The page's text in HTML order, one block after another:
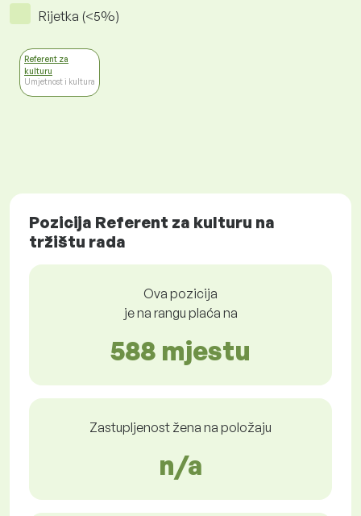
Rijetka (<5%)
Referent za
kulturu
Umjetnost i kultura
Pozicija Referent za kulturu na
tržištu rada
Ova pozicija
je na rangu plaća na
588 mjestu
Zastupljenost žena na položaju
n/a